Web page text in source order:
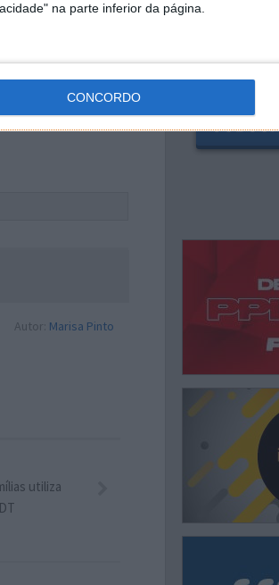
na parte inferior da página.
CONCORDO
de modo a
sobretudo no
para
Autor: Marisa Pinto
utiliza
NEWSLETTER